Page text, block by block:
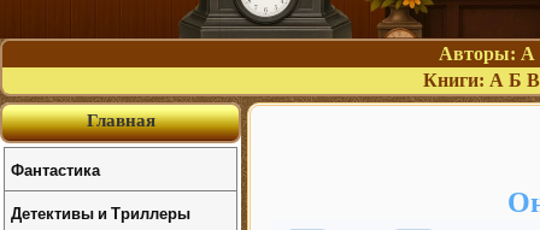
Авторы: А
Книги: А Б В
Главная
Фантастика
Детективы и Триллеры